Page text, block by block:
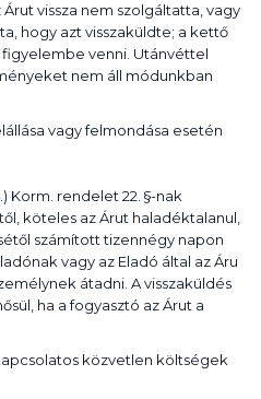
vissza nem szolgáltatta, vagy
hogy azt visszaküldte; a kettő
venni. Utánvéttel
nem áll módunkban
vagy felmondása esetén
Korm. rendelet 22. §-nak
köteles az Árut haladéktalanul,
számított tizennégy napon
vagy az Eladó által az Áru
átadni. A visszaküldés
ha a fogyasztó az Árut a
közvetlen költségek